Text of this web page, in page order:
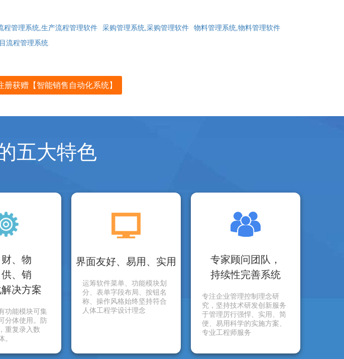
程管理系统,生产流程管理软件 采购管理系统,采购管理软件
物料管理系统,物料管理软件
流程管理系统
册获赠【智能销售自动化系统】
五大特色
财、物
、销
决方案
功能模块可集
分体使用。防
重复录入数
。
界面友好、易用、实用
运筹软件菜单、功能模块划
分、表单字段布局、按钮名
称、操作风格始终坚持符合
人体工程学设计理念
专家顾问团队，
持续性完善系统
专注企业管理控制理念研
究，坚持技术研发创新服务
于管理厉行强悍、实用、简
便、易用科学的实施方案、
专业工程师服务